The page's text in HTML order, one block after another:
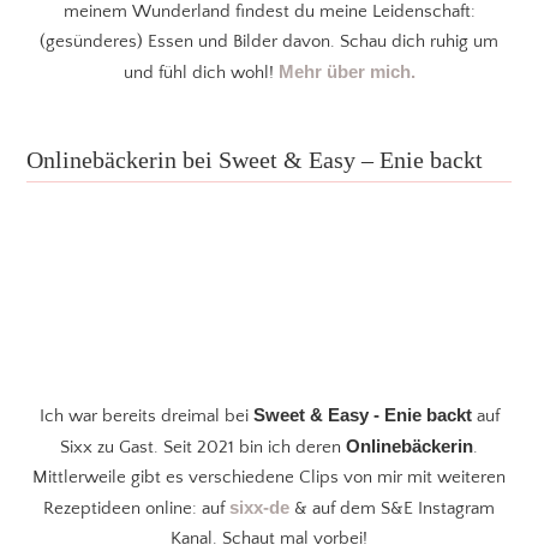
meinem Wunderland findest du meine Leidenschaft:
(gesünderes) Essen und Bilder davon. Schau dich ruhig um
und fühl dich wohl! Mehr über mich.
Onlinebäckerin bei Sweet & Easy – Enie backt
Ich war bereits dreimal bei Sweet & Easy - Enie backtauf
Sixx zu Gast. Seit 2021 bin ich deren Onlinebäckerin.
Mittlerweile gibt es verschiedene Clips von mir mit weiteren
Rezeptideen online: auf sixx-de & auf dem S&E Instagram
Kanal. Schaut mal vorbei!